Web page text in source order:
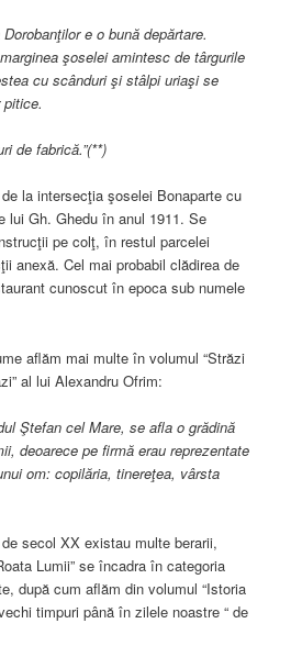
e o bună depărtare.
şoselei amintesc de târgurile
cu scânduri şi stâlpi uriaşi se
de fabrică.”(**)
la intersecţia şoselei Bonaparte cu
lui Gh. Ghedu în anul 1911. Se
pe colţ, în restul parcelei
anexă. Cel mai probabil clădirea de
cunoscut în epoca sub numele
aflăm mai multe în volumul “Străzi
al lui Alexandru Ofrim:
Ştefan cel Mare, se afla o grădină
deoarece pe firmă erau reprezentate
om: copilăria, tinereţea, vârsta
secol XX existau multe berarii,
Lumii” se încadra în categoria
după cum aflăm din volumul “Istoria
timpuri până în zilele noastre “ de